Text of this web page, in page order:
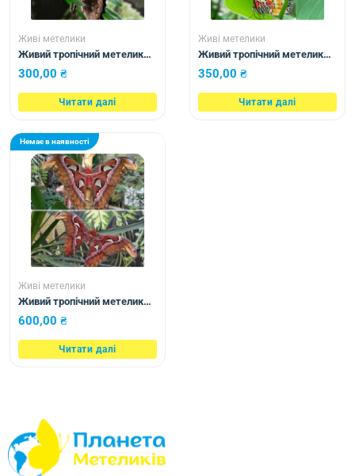
Живі метелики
Живий тропічний метелик
Graphium agamemnon
300,00 ₴
Читати далі
Живі метелики
Живий тропічний метелик
Cethosia cyane
350,00 ₴
Читати далі
Немає в наявності
Живі метелики
Живий тропічний метелик
Attacus atlas
600,00 ₴
Читати далі